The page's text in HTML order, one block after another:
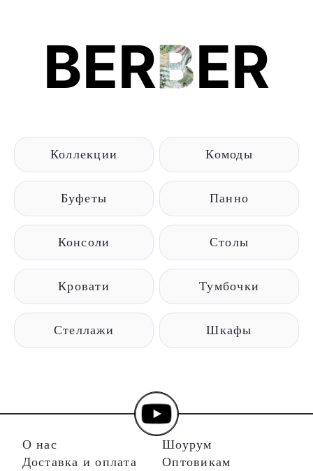
BERBER
Коллекции Комоды
Буфеты Панно
Консоли Столы
Кровати Тумбочки
Стеллажи Шкафы
О нас
Доставка и оплата
Шоурум
Оптовикам